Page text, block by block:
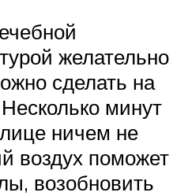
желательно
сделать на
минут
ничем не
воздух поможет
возобновить